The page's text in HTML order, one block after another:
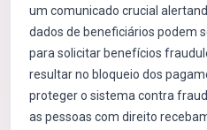
um comunicado crucial
dados de beneficiários podem
para solicitar benefícios
resultar no bloqueio dos
proteger o sistema contra
as pessoas com direito